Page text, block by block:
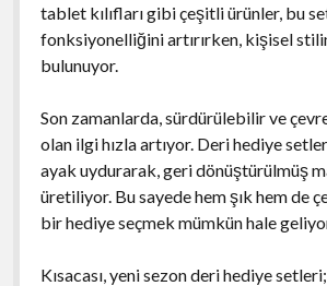
tablet kılıfları gibi çeşitli ürünler, bu
fonksiyonelliğini artırırken, kişisel
bulunuyor.
Son zamanlarda, sürdürülebilir ve
olan ilgi hızla artıyor. Deri hediye
ayak uydurarak, geri dönüştürülmüş
üretiliyor. Bu sayede hem şık hem de
bir hediye seçmek mümkün hale
Kısacası, yeni sezon deri hediye